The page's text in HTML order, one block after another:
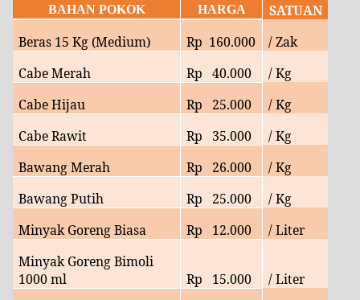
BAHAN POKOK HARGA
SATUAN
Beras 15 Kg (Medium)
Rp 160.000
/ Zak
Cabe Merah
Rp 40.000
/ Kg
Cabe Hijau
Rp 25.000
/ Kg
Cabe Rawit
Rp 35.000
/ Kg
Bawang Merah
Rp 26.000
/ Kg
Bawang Putih
Rp 25.000
/ Kg
Minyak Goreng Biasa
Rp 12.000
/ Liter
Minyak Goreng Bimoli
1000 ml
Rp 15.000
/ Liter